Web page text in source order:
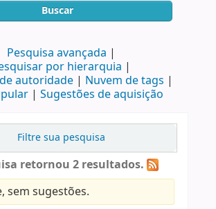
Buscar
Pesquisa avançada
por hierarquia
autoridade
Nuvem de tags
Sugestões de aquisição
Filtre sua pesquisa
retornou 2 resultados.
sem sugestões.